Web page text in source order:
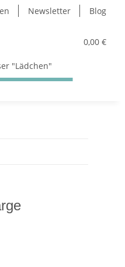
Newsletter Blog
0,00 €
"Lädchen"